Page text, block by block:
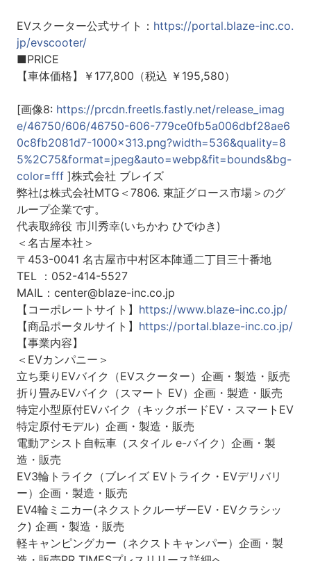
EVスクーター公式サイト： https://portal.blaze-inc.co.
jp/evscooter/
■PRICE
【車体価格】￥177,800（税込 ￥195,580）
[画像8: https://prcdn.freetls.fastly.net/release_imag
e/46750/606/46750-606-779ce0fb5a006dbf28ae6
0c8fb2081d7-1000x313.png?width=536&quality=8
5%2C75&format=jpeg&auto=webp&fit=bounds&bg-
color=fff]株式会社 ブレイズ
弊社は株式会社MTG＜7806. 東証グロース市場＞のグ
ループ企業です。
代表取締役 市川秀幸(いちかわ ひでゆき)
＜名古屋本社＞
〒453-0041 名古屋市中村区本陣通二丁目三十番地
TEL ：052-414-5527
MAIL：center@blaze-inc.co.jp
【コーポレートサイト】 https://www.blaze-inc.co.jp/
【商品ポータルサイト】 https://portal.blaze-inc.co.jp/
【事業内容】
＜EVカンパニー＞
立ち乗りEVバイク（EVスクーター）企画・製造・販売
折り畳みEVバイク（スマート EV）企画・製造・販売
特定小型原付EVバイク（キックボードEV・スマートEV
特定原付モデル）企画・製造・販売
電動アシスト自転車（スタイル e-バイク）企画・製
造・販売
EV3輪トライク（ブレイズ EVトライク・EVデリバリ
ー）企画・製造・販売
EV4輪ミニカー(ネクストクルーザーEV・EVクラシッ
ク) 企画・製造・販売
軽キャンピングカー（ネクストキャンパー）企画・製